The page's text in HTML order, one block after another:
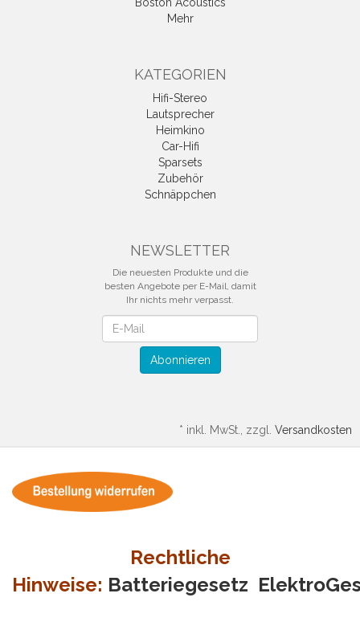
Boston Acoustics
Mehr
KATEGORIEN
Hifi-Stereo
Lautsprecher
Heimkino
Car-Hifi
Sparsets
Zubehör
Schnäppchen
NEWSLETTER
Die neuesten Produkte und die
besten Angebote per E-Mail, damit
Ihr nichts mehr verpasst.
Abonnieren
* inkl. MwSt., zzgl. Versandkosten
Rechtliche
Hinweise: Batteriegesetz